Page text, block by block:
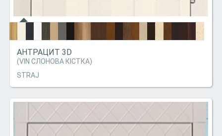
АНТРАЦИТ 3D
(VIN СЛОНОВА КІСТКА)
STRAJ